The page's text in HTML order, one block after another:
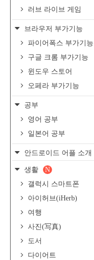
러브 라이브 게임
브라우저 부가기능
파이어폭스 부가기능
구글 크롬 부가기능
윈도우 스토어
오페라 부가기능
공부
영어 공부
일본어 공부
안드로이드 어플 소개
생활
N
갤럭시 스마트폰
아이허브(iHerb)
여행
사진(写真)
도서
다이어트